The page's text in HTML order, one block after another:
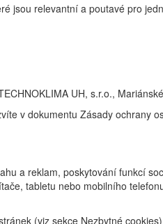
jsou relevantní a poutavé pro
UH, s.r.o.,
v dokumentu Zásady ochrany
a reklam, poskytování funkcí
tabletu nebo mobilního
(viz sekce Nezbytné